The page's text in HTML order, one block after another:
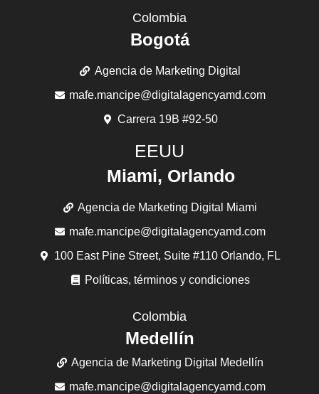
Colombia
Bogotá
Agencia de Marketing Digital
mafe.mancipe@digitalagencyamd.com
Carrera 19B #92-50
EEUU
Miami, Orlando
Agencia de Marketing Digital Miami
mafe.mancipe@digitalagencyamd.com
100 East Pine Street, Suite #110 Orlando, FL
Políticas, términos y condiciones
Colombia
Medellín
Agencia de Marketing Digital Medellín
mafe.mancipe@digitalagencyamd.com